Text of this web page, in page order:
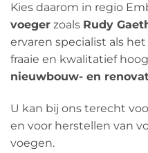
Kies daarom in regio
voeger zoals Rudy
ervaren specialist als
fraaie en kwalitatief
nieuwbouw- en
U kan bij ons terecht
en voor herstellen van
voegen.